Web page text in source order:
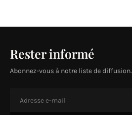
Rester informé
Abonnez-vous à notre liste de diffusion.